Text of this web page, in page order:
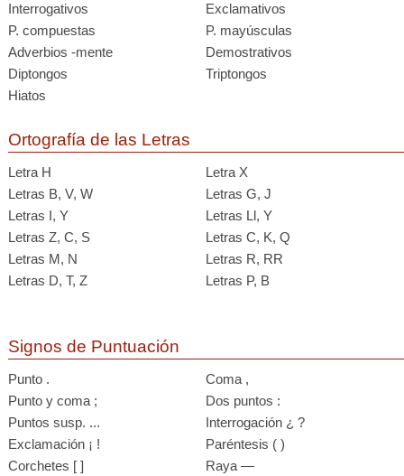
Interrogativos
Exclamativos
P. compuestas
P. mayúsculas
Adverbios -mente
Demostrativos
Diptongos
Triptongos
Hiatos
Ortografía de las Letras
Letra H
Letra X
Letras B, V, W
Letras G, J
Letras I, Y
Letras Ll, Y
Letras Z, C, S
Letras C, K, Q
Letras M, N
Letras R, RR
Letras D, T, Z
Letras P, B
Signos de Puntuación
Punto .
Coma ,
Punto y coma ;
Dos puntos :
Puntos susp. ...
Interrogación ¿ ?
Exclamación ¡ !
Paréntesis ( )
Corchetes [ ]
Raya —